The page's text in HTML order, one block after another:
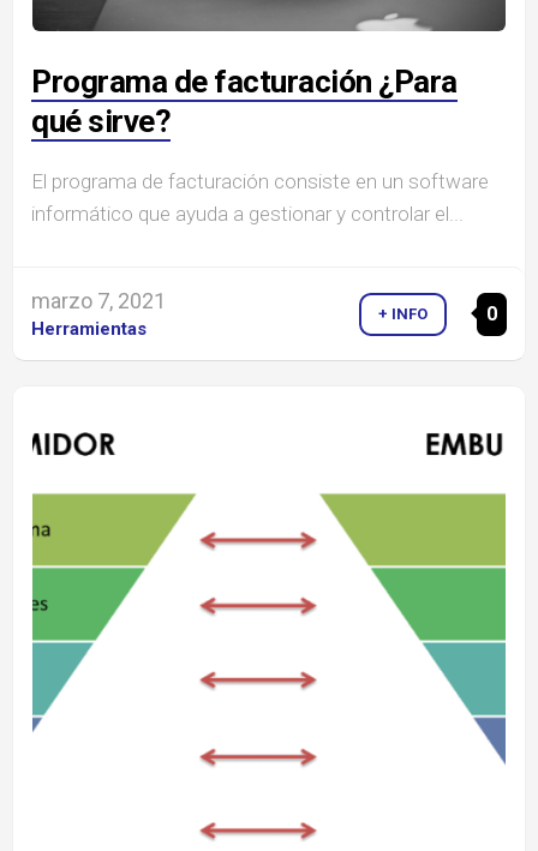
Programa de facturación ¿Para
qué sirve?
El programa de facturación consiste en un software
informático que ayuda a gestionar y controlar el...
marzo 7, 2021
Herramientas
0
+ INFO